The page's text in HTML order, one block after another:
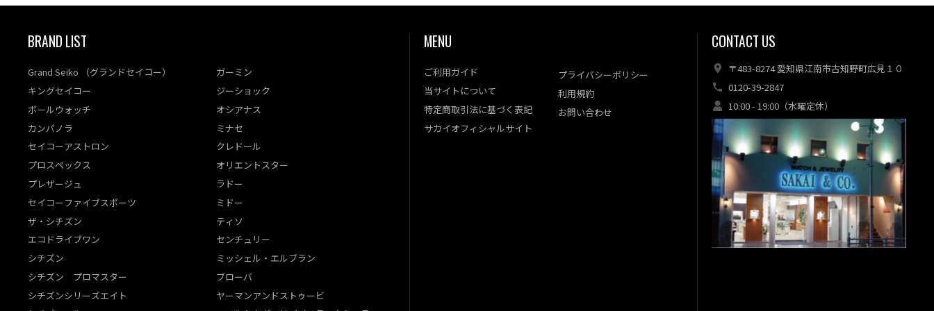
BRAND LIST
Grand Seiko （グランドセイコー）
キングセイコー
ボールウォッチ
カンパノラ
セイコーアストロン
プロスペックス
プレザージュ
セイコーファイブスポーツ
ザ・シチズン
エコドライブワン
シチズン
シチズン プロマスター
シチズンシリーズエイト
ガーミン
ジーショック
オシアナス
ミナセ
クレドール
オリエントスター
ラドー
ミドー
ティソ
センチュリー
ミッシェル・エルブラン
ブローバ
ヤーマンアンドストゥービ
MENU
ご利用ガイド
当サイトについて
特定商取引法に基づく表記
サカイオフィシャルサイト
プライバシーポリシー
利用規約
お問い合わせ
CONTACT US
〒483-8274 愛知県江南市古知野町広見１０
0120-39-2847
10:00 - 19:00（水曜定休）